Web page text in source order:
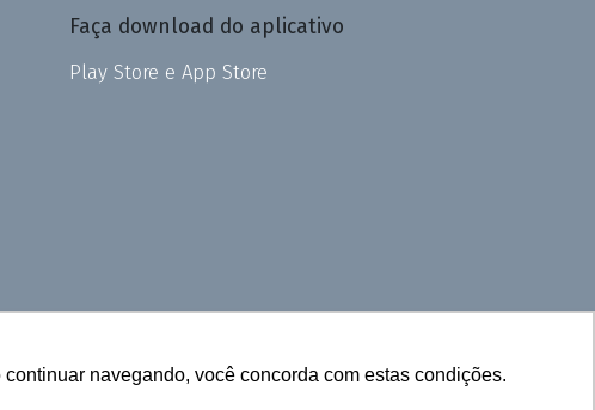
navegando, você concorda com estas condições.
Faça download do aplicativo
Play Store e App Store